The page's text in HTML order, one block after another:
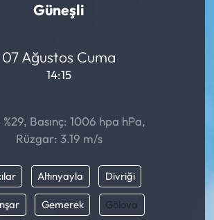
Güneşli
07 Ağustos Cuma
14:15
Basınç: 1006 hpa hPa,
Rüzgar: 3.19 m/s
Altınyayla Divriği
Gemerek Gölova